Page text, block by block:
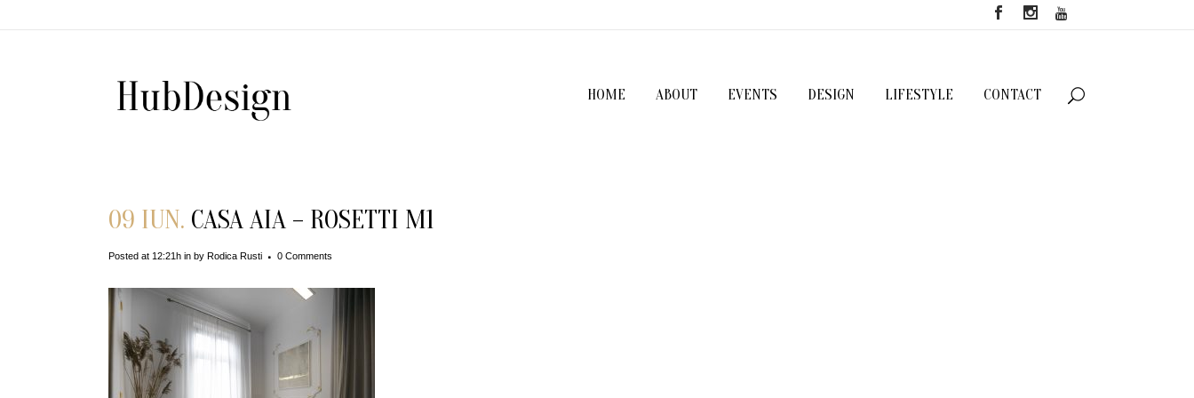
HOME ABOUT EVENTS DESIGN LIFESTYLE CONTACT
09 IUN. CASA AIA – ROSETTI M1
Posted at 12:21h in by Rodica Rusti 0 Comments